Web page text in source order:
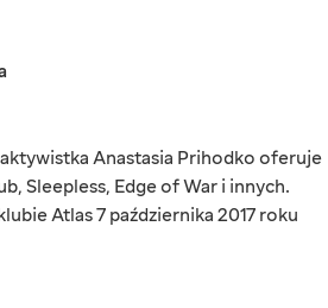
Anastasia Prihodko oferuje
Sleepless, Edge of War i innych.
Atlas 7 października 2017 roku